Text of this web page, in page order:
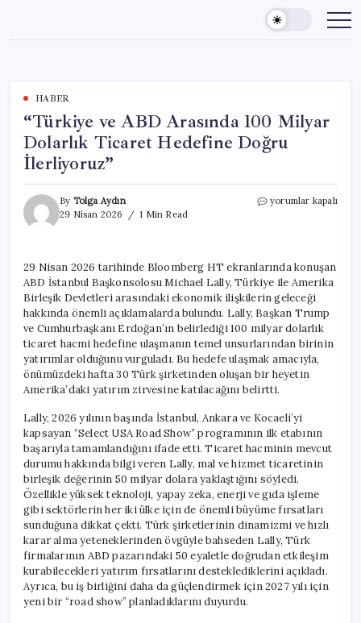
content
HABER
“Türkiye ve ABD Arasında 100 Milyar
Dolarlık Ticaret Hedefine Doğru
İlerliyoruz”
By Tolga Aydın
29 Nisan 2026
1 Min Read
“Türkiye
Milyar
Dolarlık
Ticaret
Hedefine
Doğru
İlerliyoruz”
için
yorumlar kapalı
29 Nisan 2026 tarihinde Bloomberg HT ekranlarında konuşan
ABD İstanbul Başkonsolosu Michael Lally, Türkiye ile Amerika
Birleşik Devletleri arasındaki ekonomik ilişkilerin geleceği
hakkında önemli açıklamalarda bulundu. Lally, Başkan Trump
ve Cumhurbaşkanı Erdoğan’ın belirlediği 100 milyar dolarlık
ticaret hacmi hedefine ulaşmanın temel unsurlarından birinin
yatırımlar olduğunu vurguladı. Bu hedefe ulaşmak amacıyla,
önümüzdeki hafta 30 Türk şirketinden oluşan bir heyetin
Amerika’daki yatırım zirvesine katılacağını belirtti.
Lally, 2026 yılının başında İstanbul, Ankara ve Kocaeli’yi
kapsayan “Select USA Road Show” programının ilk etabının
başarıyla tamamlandığını ifade etti. Ticaret hacminin mevcut
durumu hakkında bilgi veren Lally, mal ve hizmet ticaretinin
birleşik değerinin 50 milyar dolara yaklaştığını söyledi.
Özellikle yüksek teknoloji, yapay zeka, enerji ve gıda işleme
gibi sektörlerin her iki ülke için de önemli büyüme fırsatları
sunduğuna dikkat çekti. Türk şirketlerinin dinamizmi ve hızlı
karar alma yeteneklerinden övgüyle bahseden Lally, Türk
firmalarının ABD pazarındaki 50 eyaletle doğrudan etkileşim
kurabilecekleri yatırım fırsatlarını desteklediklerini açıkladı.
Ayrıca, bu iş birliğini daha da güçlendirmek için 2027 yılı için
yeni bir “road show” planladıklarını duyurdu.